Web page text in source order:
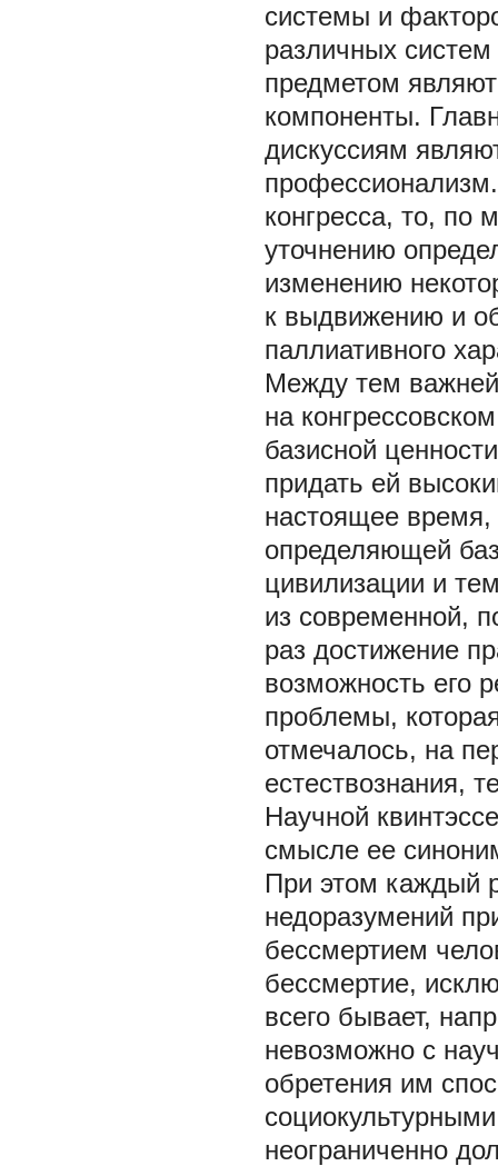
системы и
различных систем
предметом
компоненты.
дискуссиям
конгресса, то, по
уточнению
изменению
к выдвижению и
паллиативного
Между тем
на
базисной
придать ей
настоящее время,
определяющей
цивилизации и
из современной,
раз достижение
возможность его
проблемы,
отмечалось, на
естествознания,
Научной
смысле ее
При этом каждый
недоразумений
бессмертием
бессмертие,
всего бывает,
невозможно с
обретения им
неограниченно